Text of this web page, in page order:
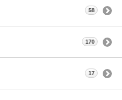
58
170
17